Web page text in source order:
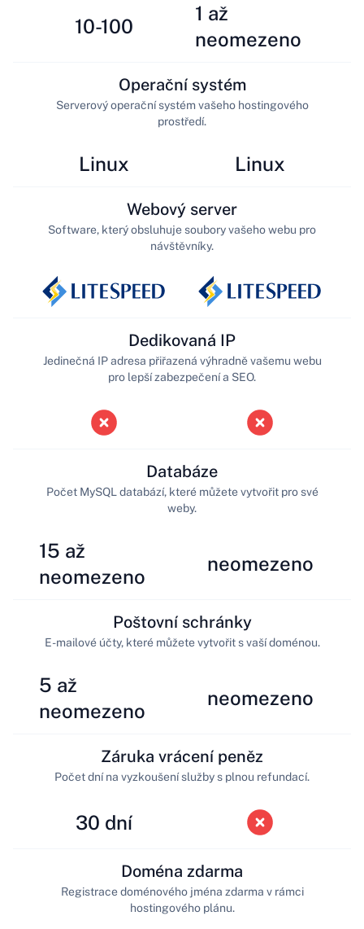
10-100
1 až
neomezeno
Linux
Operační systém
Serverový operační systém vašeho hostingového
prostředí.
Linux
Webový server
Software, který obsluhuje soubory vašeho webu pro
návštěvníky.
Dedikovaná IP
Jedinečná IP adresa přiřazená výhradně vašemu webu
pro lepší zabezpečení a SEO.
15 až
neomezeno
Databáze
Počet MySQL databází, které můžete vytvořit pro své
weby.
neomezeno
5 až
neomezeno
Poštovní schránky
E-mailové účty, které můžete vytvořit s vaší doménou.
neomezeno
30 dní
Záruka vrácení peněz
Počet dní na vyzkoušení služby s plnou refundací.
Doména zdarma
Registrace doménového jména zdarma v rámci
hostingového plánu.